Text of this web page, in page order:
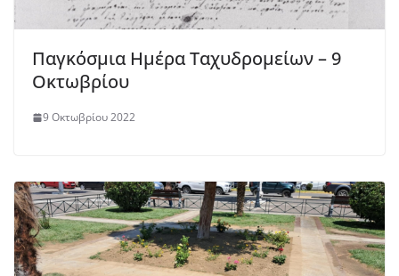
Παγκόσμια Ημέρα Ταχυδρομείων – 9
Οκτωβρίου
9 Οκτωβρίου 2022